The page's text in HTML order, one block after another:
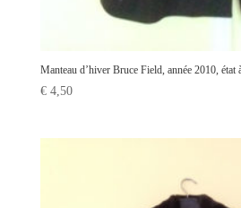
Manteau d’hiver Bruce Field, année 2010, état
€4,50